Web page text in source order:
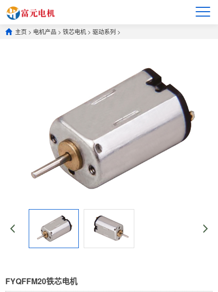
主页 > 电机产品 >铁芯电机 >驱动系列 >
FYQFFM20铁芯电机